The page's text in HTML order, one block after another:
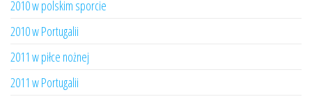
2010 w polskim sporcie
2010 w Portugalii
2011 w piłce nożnej
2011 w Portugalii